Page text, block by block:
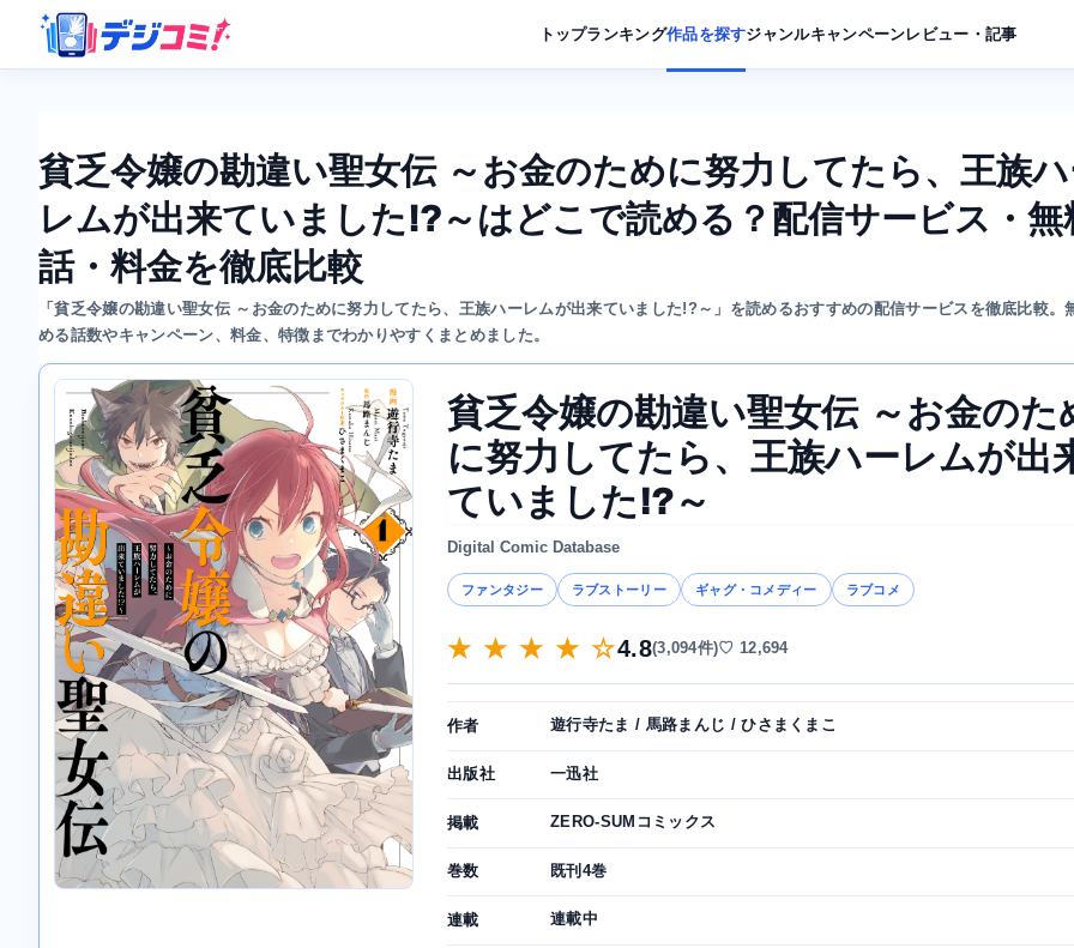
トップランキング作品を探すジャンルキャンペーンレビュー・記事
貧乏令嬢の勘違い聖女伝 ～お金のために努力してたら、王族
レムが出来ていました!?～はどこで読める？配信サービス・無
話・料金を徹底比較
「貧乏令嬢の勘違い聖女伝 ～お金のために努力してたら、王族ハーレムが出来ていました!?～」を読めるおすすめの配信サービスを徹底比較。
める話数やキャンペーン、料金、特徴までわかりやすくまとめました。
貧乏令嬢の勘違い聖女伝 ～お金のた
に努力してたら、王族ハーレムが出
ていました!?～
Digital Comic Database
ファンタジー ラブストーリー ギャグ・コメディー ラブコメ
★ ★ ★ ★ ☆4.8(3,094件)♡ 12,694
作者 遊行寺たま / 馬路まんじ / ひさまくまこ
出版社 一迅社
掲載 ZERO-SUMコミックス
巻数 既刊4巻
連載 連載中